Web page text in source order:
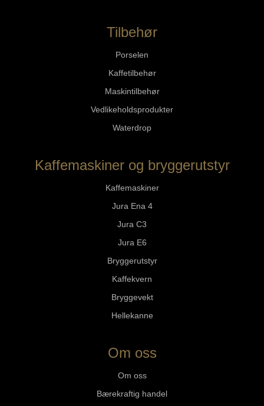
Tilbehør
Porselen
Kaffetilbehør
Maskintilbehør
Vedlikeholdsprodukter
Waterdrop
Kaffemaskiner og bryggerutstyr
Kaffemaskiner
Jura Ena 4
Jura C3
Jura E6
Bryggerutstyr
Kaffekvern
Bryggevekt
Hellekanne
Om oss
Om oss
Bærekraftig handel